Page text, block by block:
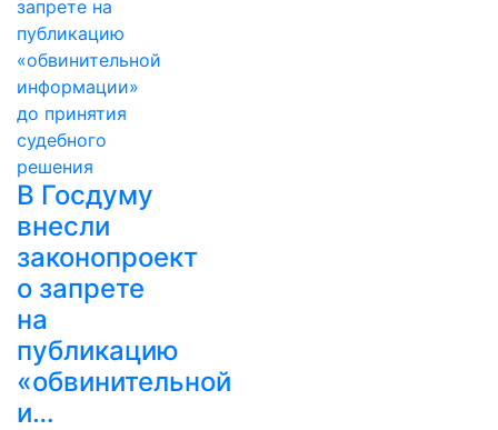
В Госдуму
внесли
законопроект
о запрете
на
публикацию
«обвинительной
и…